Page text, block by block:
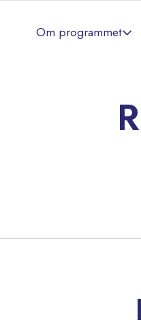
Om programmet